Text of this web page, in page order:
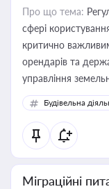
Про що тема:
сфері
критично
орендарів та
управління
Будівельна
Міграційні